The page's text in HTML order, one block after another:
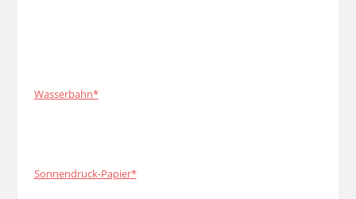
Wasserbahn*
Sonnendruck-Papier*